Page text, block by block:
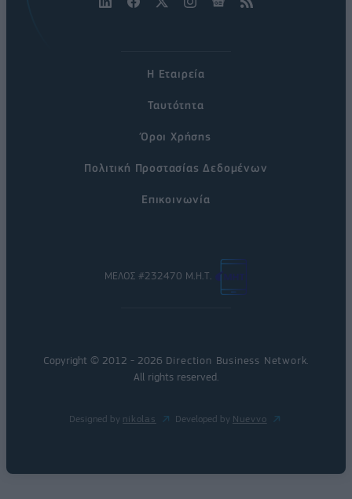
Η Εταιρεία
Ταυτότητα
Όροι Χρήσης
Πολιτική Προστασίας Δεδομένων
Επικοινωνία
ΜΕΛΟΣ #232470 Μ.Η.Τ.
Copyright © 2012 - 2026 Direction Business Network
All rights reserved.
Designed by nikolas Developed by Nuevvo